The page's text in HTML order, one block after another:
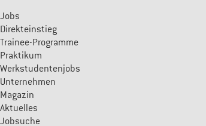
Jobs
Direkteinstieg
Trainee-Programme
Praktikum
Werkstudentenjobs
Unternehmen
Magazin
Aktuelles
Jobsuche